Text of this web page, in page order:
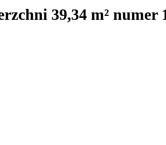
39,34 m² numer